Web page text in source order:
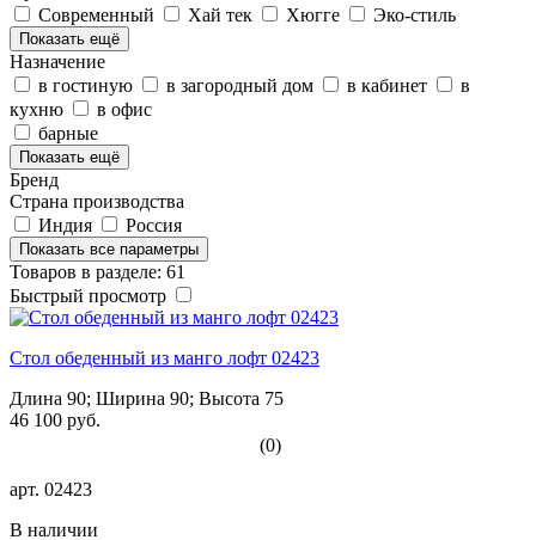
Современный
Хай тек Хюгге Эко-стиль
Показать ещё
Назначение
в гостиную
в загородный дом в кабинет
в
кухню
в офис
барные
Показать ещё
Бренд
Страна производства
Индия
Россия
Показать все параметры
Товаров в разделе: 61
Быстрый просмотр
Стол обеденный из манго лофт 02423
Длина 90; Ширина 90; Высота 75
46 100 руб.
(0)
арт. 02423
В наличии